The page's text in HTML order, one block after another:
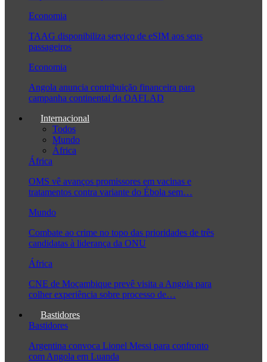
Economia
TAAG disponibiliza serviço de eSIM aos seus
passageiros
Economia
Angola anuncia contribuição financeira para
campanha continental da OAFLAD
Internacional
Todos
Mundo
África
África
OMS vê avanços promissores em vacinas e
tratamentos contra variante do Ébola sem…
Mundo
Combate ao crime no topo das prioridades de três
candidatas à liderança da ONU
África
CNE de Moçambique prevê visita a Angola para
colher experiência sobre processo de…
Bastidores
Bastidores
Argentina convoca Lionel Messi para confronto
com Angola em Luanda